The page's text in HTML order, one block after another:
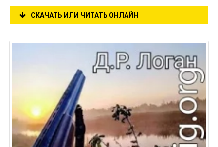
СКАЧАТЬ ИЛИ ЧИТАТЬ ОНЛАЙН